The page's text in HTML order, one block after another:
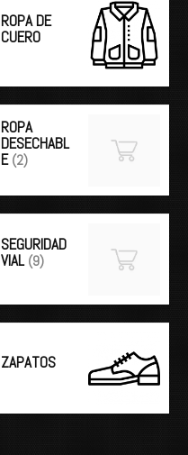
ROPA DE
CUERO
ROPA
DESECHABL
E (2)
SEGURIDAD
VIAL (9)
ZAPATOS